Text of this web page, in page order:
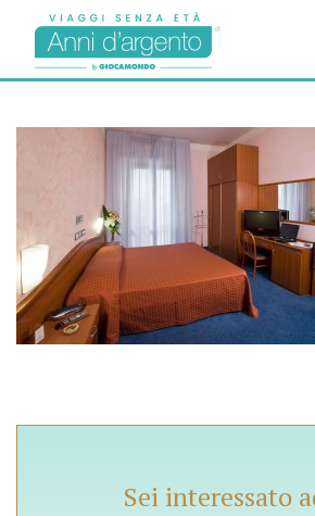
Sei interessato